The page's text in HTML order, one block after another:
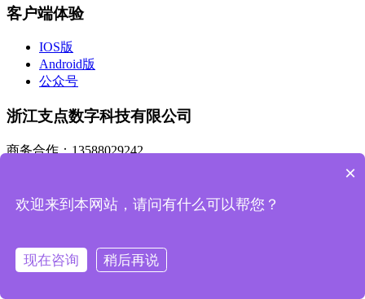
客户端体验
IOS版
Android版
公众号
浙江支点数字科技有限公司
商务合作：13588029242
杭州总部：浙江省杭州市滨江区人工智能产业园A幢405
基地D栋405室
×
欢迎来到本网站，请问有什么可以帮您？
现在咨询 稍后再说